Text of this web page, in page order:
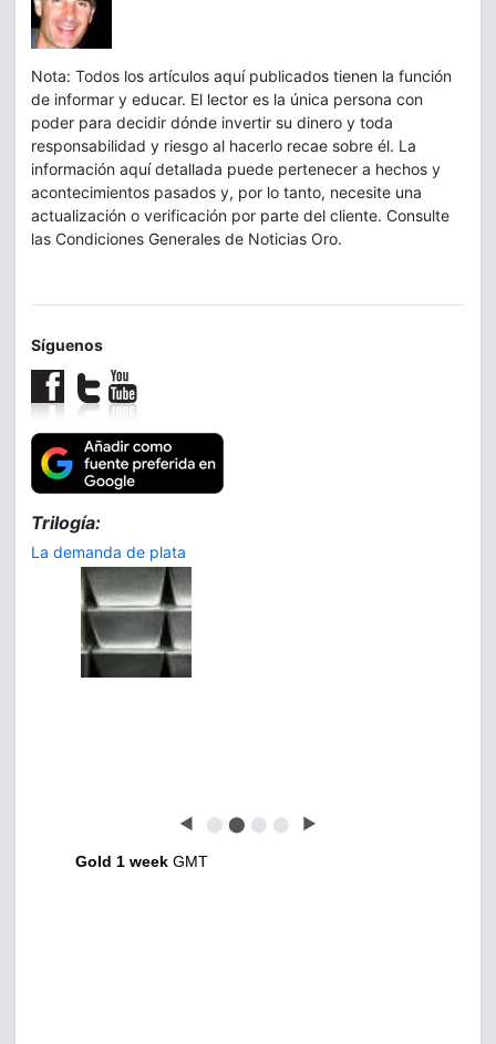
Nota: Todos los artículos aquí publicados tienen la función
de informar y educar. El lector es la única persona con
poder para decidir dónde invertir su dinero y toda
responsabilidad y riesgo al hacerlo recae sobre él. La
información aquí detallada puede pertenecer a hechos y
acontecimientos pasados y, por lo tanto, necesite una
actualización o verificación por parte del cliente. Consulte
las Condiciones Generales de Noticias Oro.
Síguenos
Trilogía:
La demanda de plata
◀ ⬤ ⬤ ⬤ ⬤ ▶
Gold 1 week GMT